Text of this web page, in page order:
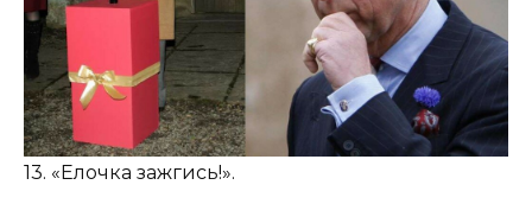
13. «Елочка зажгись!».